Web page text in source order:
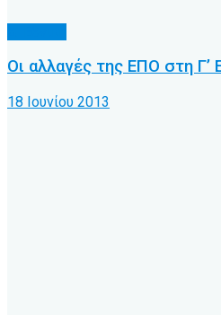
Οι αλλαγές της ΕΠΟ στη Γ’
18 Ιουνίου 2013